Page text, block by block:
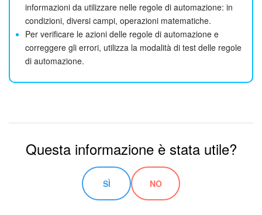
informazioni da utilizzare nelle regole di automazione: in
condizioni, diversi campi, operazioni matematiche.
Per verificare le azioni delle regole di automazione e
correggere gli errori, utilizza la modalità di test delle regole
di automazione.
Questa informazione è stata utile?
SÌ NO